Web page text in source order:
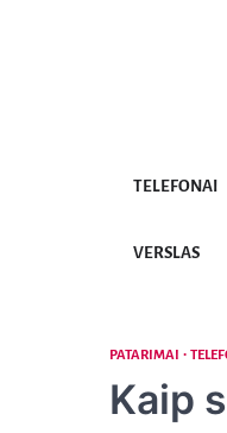
TELEFONAI
VERSLAS
PATARIMAI
Kaip